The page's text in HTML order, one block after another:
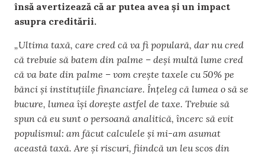
însă avertizează că ar putea avea și un impact
asupra creditării.
„Ultima taxă, care cred că va fi populară, dar nu cred
că trebuie să batem din palme – deși multă lume cred
că va bate din palme – vom crește taxele cu 50% pe
bănci și instituțiile financiare. Înțeleg că lumea o să se
bucure, lumea își dorește astfel de taxe. Trebuie să
spun că eu sunt o persoană analitică, încerc să evit
populismul: am făcut calculele și mi-am asumat
această taxă. Are și riscuri, fiindcă un leu scos din